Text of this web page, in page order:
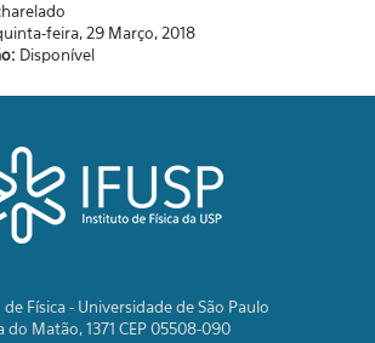
feira, 29 Março, 2018
Disponível
Física - Universidade de São Paulo
do Matão, 1371 CEP 05508-090